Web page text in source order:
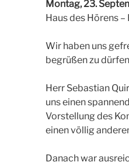
Montag, 23.
Haus des Hörens
Wir haben uns
begrüßen zu
Herr Sebastian
uns einen
Vorstellung des
einen völlig
Danach war